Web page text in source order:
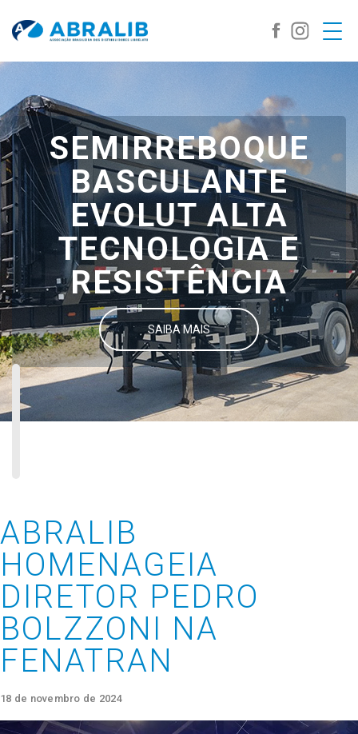
SEMIRREBOQUE
BASCULANTE
EVOLUT ALTA
TECNOLOGIA E
RESISTÊNCIA
SAIBA MAIS
ABRALIB
HOMENAGEIA
DIRETOR PEDRO
BOLZZONI NA
FENATRAN
18 de novembro de 2024